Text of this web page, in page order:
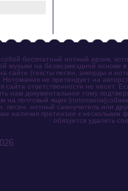
бесплатный нотный архив,
музыки на безвозмездной
сайте (тексты песен, аккорды и
не претендует на
сайта ответственности не несет.
нам документальное тому
почтовый ящик
песен, нотный самоучитель или
наличия претензии к
обязуется удалить